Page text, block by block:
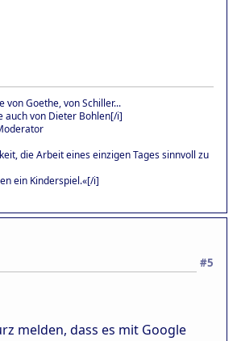
von Goethe, von Schiller...
auch von Dieter Bohlen[/i]
die Arbeit eines einzigen Tages sinnvoll zu
ein Kinderspiel.«[/i]
#5
melden, dass es mit Google